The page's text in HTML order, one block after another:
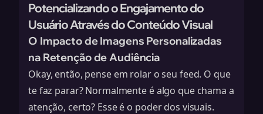
Potencializando o Engajamento do
Usuário Através do Conteúdo Visual
O Impacto de Imagens Personalizadas
na Retenção de Audiência
Okay, então, pense em rolar o seu feed. O que
te faz parar? Normalmente é algo que chama a
atenção, certo? Esse é o poder dos visuais.